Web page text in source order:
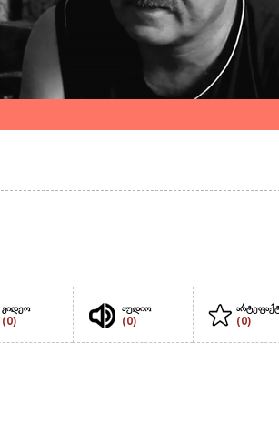
ვიდეო
(0)
აუდიო
(0) (0)